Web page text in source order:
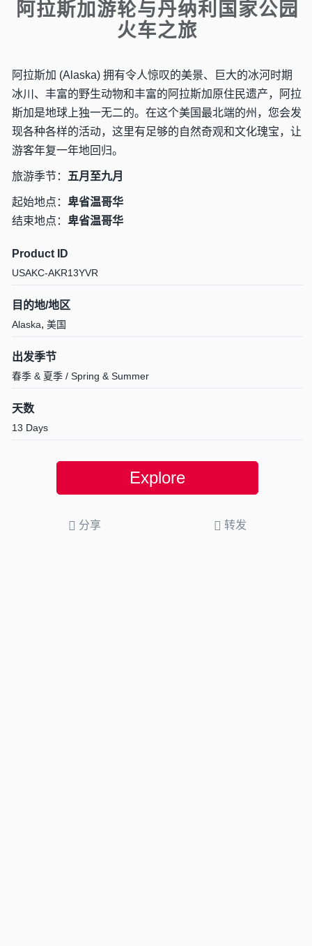
阿拉斯加游轮与丹纳利国家公园
火车之旅
阿拉斯加 (Alaska) 拥有令人惊叹的美景、巨大的冰河时期
冰川、丰富的野生动物和丰富的阿拉斯加原住民遗产，阿拉
斯加是地球上独一无二的。在这个美国最北端的州，您会发
现各种各样的活动，这里有足够的自然奇观和文化瑰宝，让
游客年复一年地回归。
旅游季节： 五月至九月
起始地点： 卑省温哥华
结束地点： 卑省温哥华
Product ID
USAKC-AKR13YVR
目的地/地区
Alaska, 美国
出发季节
春季 & 夏季 / Spring & Summer
天数
13 Days
Explore
分享 转发